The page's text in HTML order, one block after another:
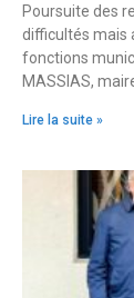
Poursuite des
difficultés mais
fonctions
MASSIAS,
Lire la suite »